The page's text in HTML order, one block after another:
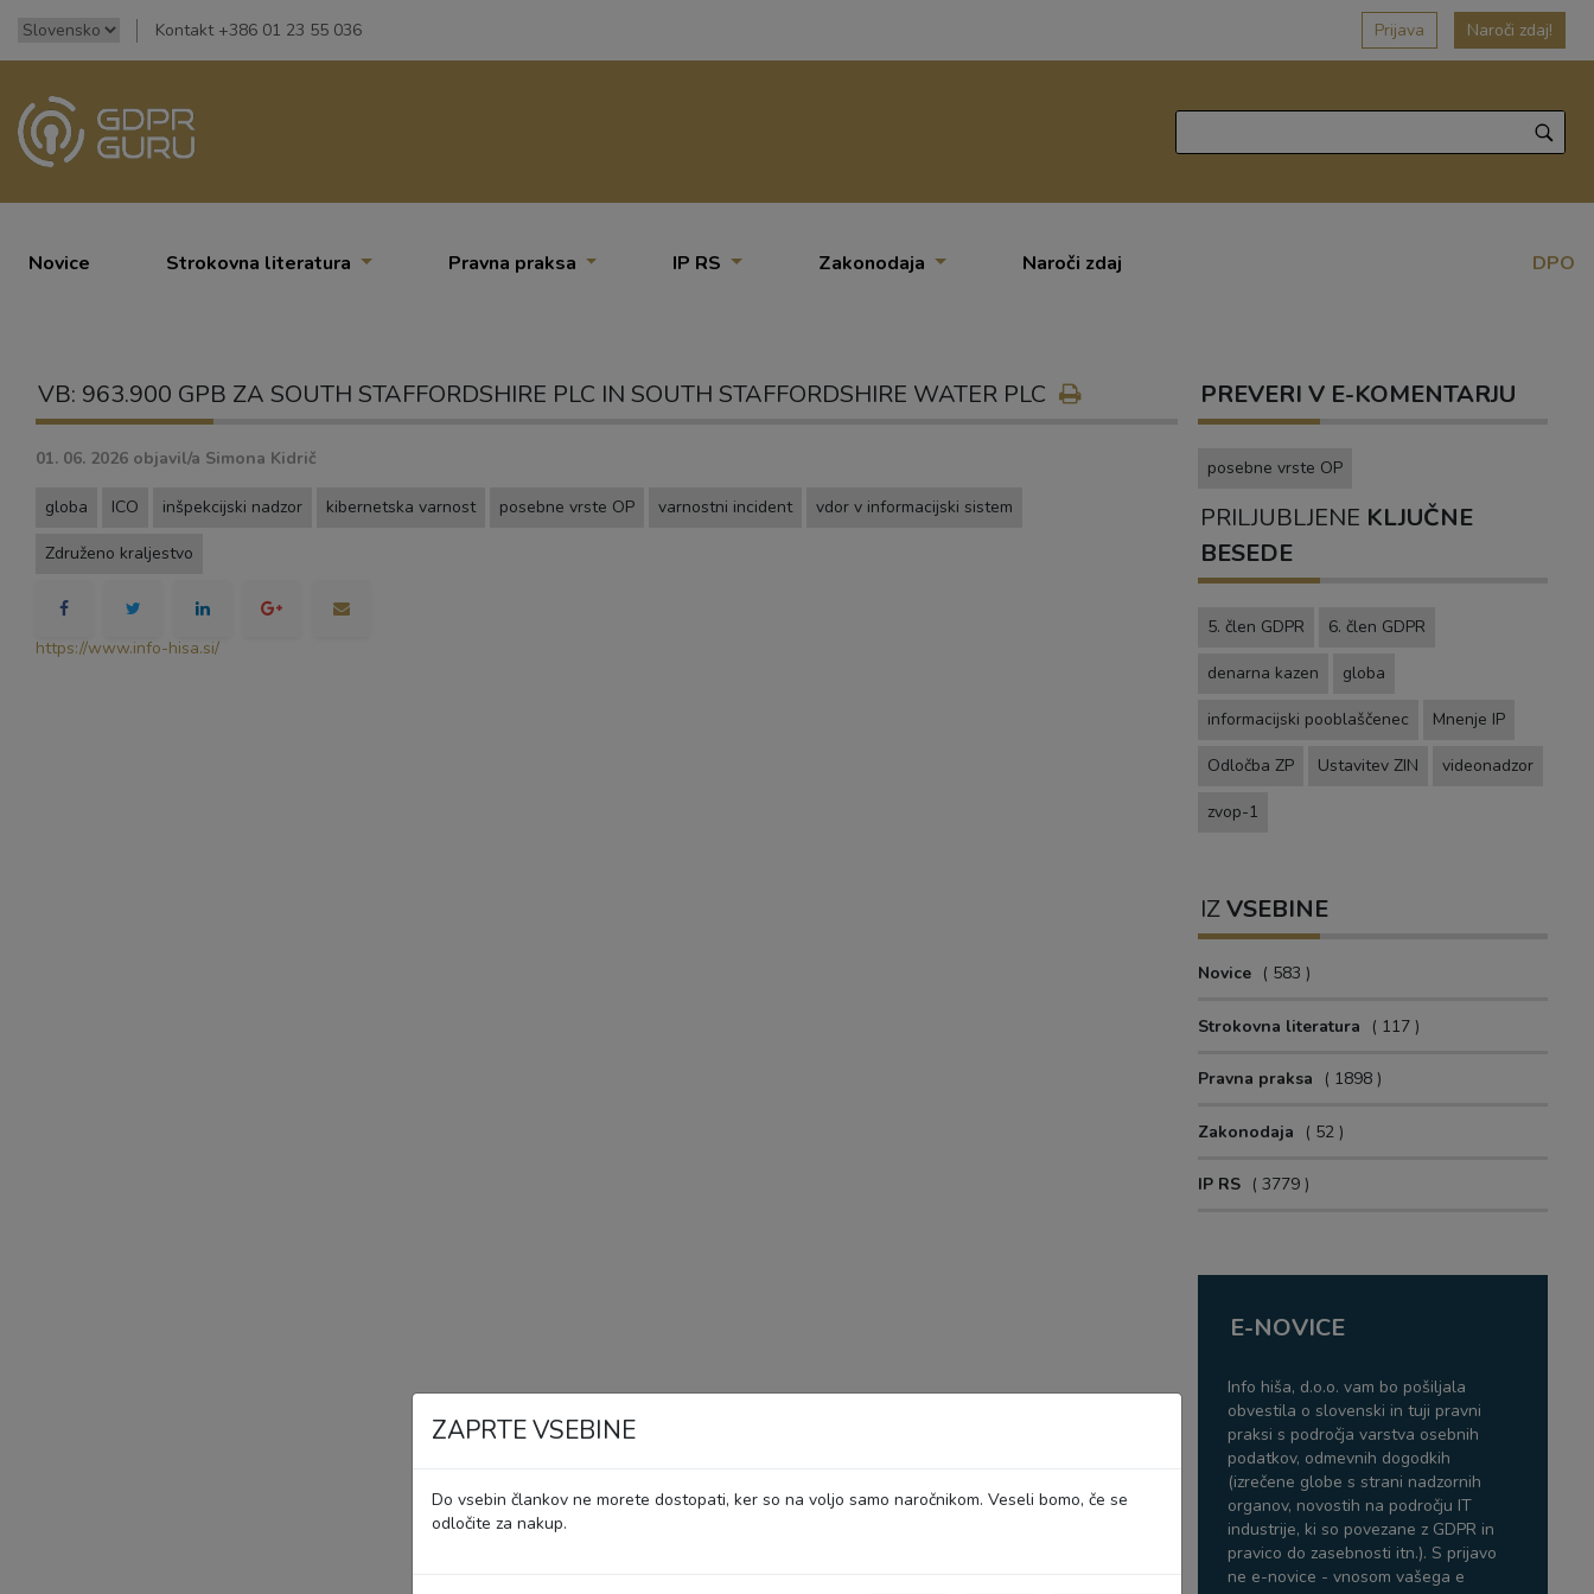
Kontakt +386 01 23 55 036 Prijava Naroči zdaj!
Novice Strokovna literatura Pravna praksa IP RS Zakonodaja Naroči zdaj DPO
VB: 963.900 GPB ZA SOUTH STAFFORDSHIRE PLC IN SOUTH STAFFORDSHIRE WATER PLC
01. 06. 2026 objavil/a Simona Kidrič
globa ICO inšpekcijski nadzor kibernetska varnost posebne vrste OP varnostni incident vdor v informacijski sistem
Združeno kraljestvo
ZAPRTE VSEBINE
Do vsebin člankov ne morete dostopati, ker so na voljo samo naročnikom. Veseli bomo, če se
odločite za nakup.
https://www.info-hisa.si/
PREVERI V E-KOMENTARJU
posebne vrste OP
PRILJUBLJENE KLJUČNE
BESEDE
5. člen GDPR 6. člen GDPR
denarna kazen globa
informacijski pooblaščenec Mnenje IP
Odločba ZP Ustavitev ZIN videonadzor
zvop-1
IZVSEBINE
Novice 583
Strokovna literatura 117
Pravna praksa 1898
Zakonodaja 52
IP RS 3779
E-NOVICE
Info hiša, d.o.o. vam bo pošiljala
obvestila o slovenski in tuji pravni
praksi s področja varstva osebnih
podatkov, odmevnih dogodkih
(izrečene globe s strani nadzornih
organov, novostih na področju IT
industrije, ki so povezane z GDPR in
pravico do zasebnosti itn.). S prijavo
ne e-novice - vnosom vašega e